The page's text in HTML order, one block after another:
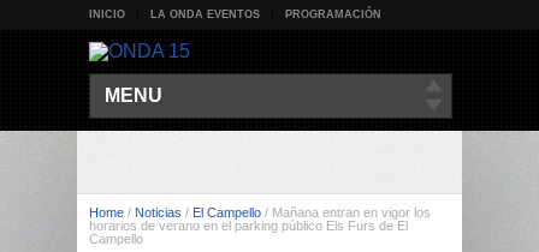
INICIO LA ONDA EVENTOS PROGRAMACIÓN
MENU
Home / Noticias / El Campello / Mañana entran en vigor los
horarios de verano en el parking público Els Furs de El
Campello